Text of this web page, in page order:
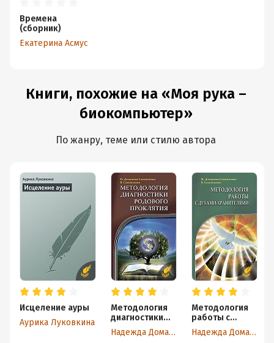
Времена
(сборник)
Екатерина Асмус
Книги, похожие на «Моя рука –
биокомпьютер»
По жанру, теме или стилю автора
Исцеление ауры
Аурика Луковкина
Методология
диагностики
Родового
Проклятия
Надежда Домашева-Самойленко
Методология
работы с
Духами-
Хранителями Надежда Домашева-Самойленко